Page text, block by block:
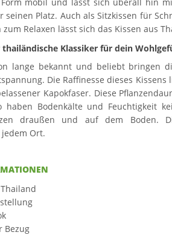
seinen Platz. Auch als Sitzkissen für
zum Relaxen lässt sich das Kissen aus
thailändische Klassiker für dein
lange bekannt und beliebt bringen
Die Raffinesse dieses
Kapokfaser. Diese
haben Bodenkälte und Feuchtigkeit
draußen und auf dem Boden.
Ort.
Bezug